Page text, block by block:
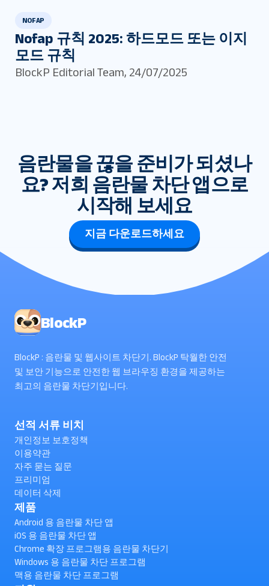
NOFAP
Nofap 규칙 2025: 하드모드 또는 이지
모드 규칙
BlockP Editorial Team, 24/07/2025
음란물을 끊을 준비가 되셨나
요? 저희 음란물 차단 앱으로
시작해 보세요
지금 다운로드하세요
BlockP
BlockP : 음란물 및 웹사이트 차단기. BlockP 탁월한 안전
및 보안 기능으로 안전한 웹 브라우징 환경을 제공하는
최고의 음란물 차단기입니다.
선적 서류 비치
개인정보 보호정책
이용약관
자주 묻는 질문
프리미엄
데이터 삭제
제품
Android 용 음란물 차단 앱
iOS 용 음란물 차단 앱
Chrome 확장 프로그램용 음란물 차단기
Windows 용 음란물 차단 프로그램
맥용 음란물 차단 프로그램